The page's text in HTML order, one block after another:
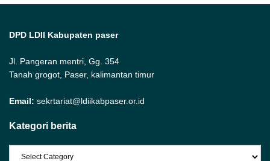
DPD LDII Kabupaten paser
Jl. Pangeran mentri, Gg. 354
Tanah grogot, Paser, kalimantan timur
Email: sekrtariat@ldiikabpaser.or.id
Kategori berita